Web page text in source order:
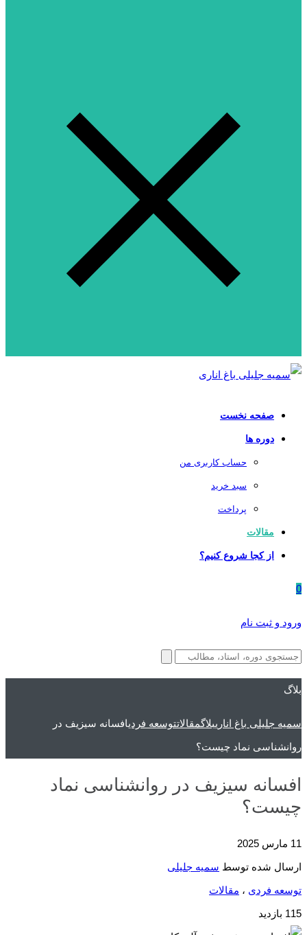
صفحه نخست
دوره ها
حساب کاربری من
سبد خرید
پرداخت
مقالات
از کجا شروع کنیم؟
0
ورود و ثبت نام
بلاگ
سمیه جلیلی باغ اناریبلاگمقالاتتوسعه فردیافسانه سیزیف در
روانشناسی نماد چیست؟
افسانه سیزیف در روانشناسی نماد
چیست؟
11 مارس 2025
ارسال شده توسط سمیه جلیلی
توسعه فردی ، مقالات
115 بازدید